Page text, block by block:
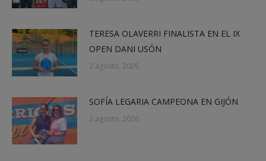
TERESA OLAVERRI FINALISTA EN EL IX
OPEN DANI USÓN
2 agosto, 2026
SOFÍA LEGARIA CAMPEONA EN GIJÓN
2 agosto, 2026